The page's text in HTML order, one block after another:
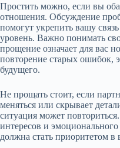
Простить можно, если вы оба
отношения. Обсуждение
помогут укрепить вашу
уровень. Важно понимать
прощение означает для вас
повторение старых ошибок,
будущего.
Не прощать стоит, если
меняться или скрывает
ситуация может
интересов и
должна стать приоритетом